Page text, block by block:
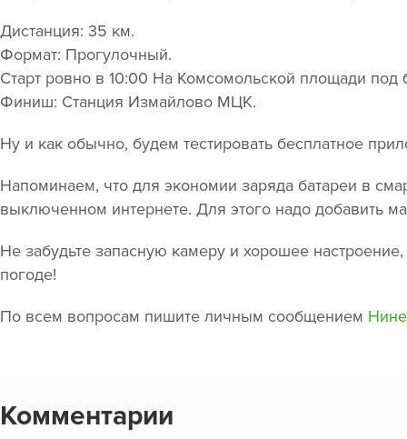
Дистанция: 35 км.
Формат: Прогулочный.
Старт ровно в 10:00 На Комсомольской площади под
Финиш: Станция Измайлово МЦК.
Ну и как обычно, будем тестировать бесплатное
Напоминаем, что для экономии заряда батареи в
выключенном интернете. Для этого надо добавить
Не забудьте запасную камеру и хорошее
погоде!
По всем вопросам пишите личным сообщением Нине
Комментарии